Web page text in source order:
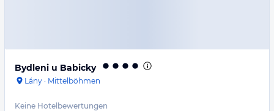
Bydleni u Babicky
Lány · Mittelböhmen
Keine Hotelbewertungen